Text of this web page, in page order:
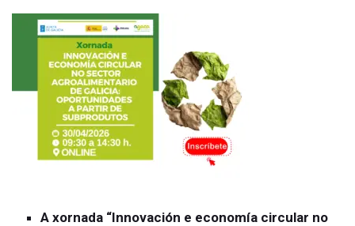
A xornada “Innovación e economía circular no